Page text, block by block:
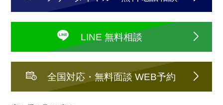
LINE 無料相談
全国対応・無料面談 WEB予約